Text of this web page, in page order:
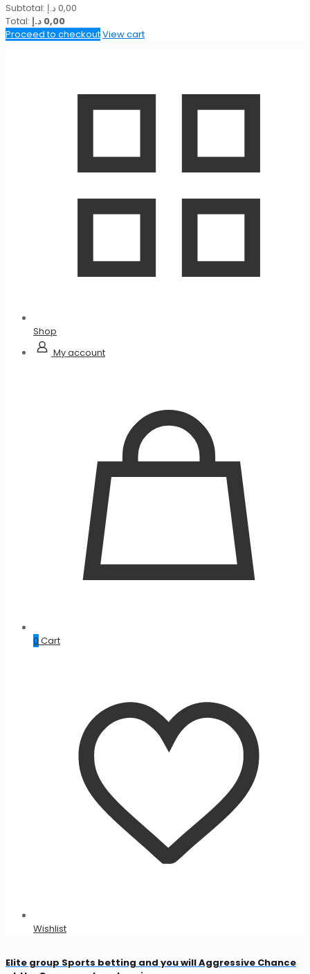
Subtotal:
0,00 د.إ
Total:
0,00 د.إ
Proceed to checkoutView cart
Shop
My account
0 Cart
Wishlist
Elite group Sports betting and you will Aggressive Chance